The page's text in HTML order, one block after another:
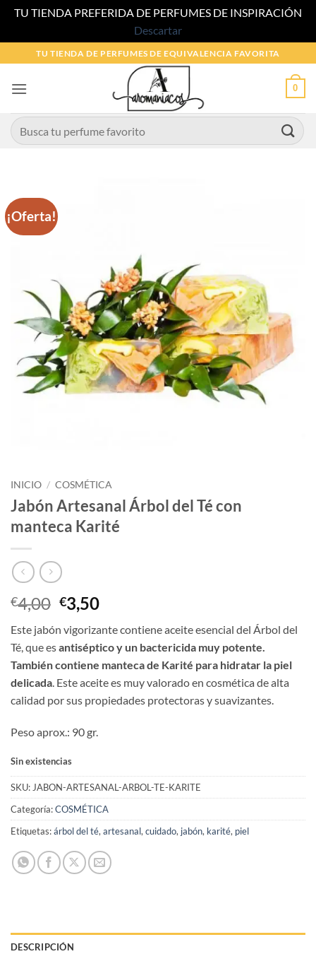
TU TIENDA PREFERIDA DE PERFUMES DE INSPIRACIÓN
Descartar
al
contenido
TU TIENDA DE PERFUMES DE EQUIVALENCIA FAVORITA
0
Buscar
por:
¡Oferta!
INICIO / COSMÉTICA
Jabón Artesanal Árbol del Té con
manteca Karité
€4,00 El
precio
original
era:
€4,00.
€3,50El
actual
es:
€3,50.
Este jabón vigorizante contiene aceite esencial del Árbol del
Té, que esantiséptico y un bactericida muy potente.
También contiene manteca de Karité para hidratar la piel
delicada . Este aceite es muy valorado en cosmética de alta
calidad por sus propiedades protectoras y suavizantes.
Peso aprox.: 90 gr.
Sin existencias
SKU: JABON-ARTESANAL-ARBOL-TE-KARITE
Categoría:COSMÉTICA
Etiquetas:árbol del té, artesanal, cuidado, jabón, karité, piel
DESCRIPCIÓN